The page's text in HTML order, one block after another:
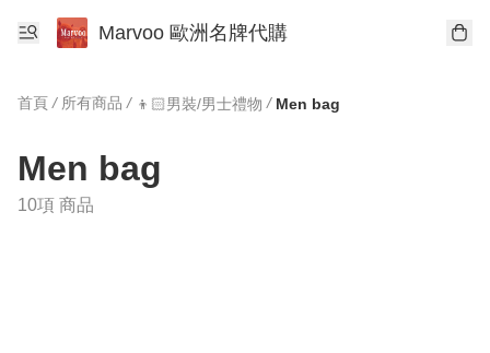
Marvoo 歐洲名牌代購
首頁 / 所有商品 / 👦🏻男裝/男士禮物 / Men bag
Men bag
10項 商品